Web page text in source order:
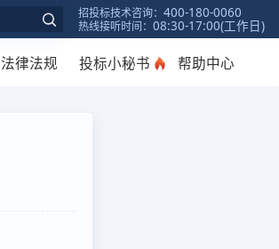
招投标技术咨询：400-180-0060
热线接听时间：08:30-17:00(工作日)
法律法规 投标小秘书 帮助中心